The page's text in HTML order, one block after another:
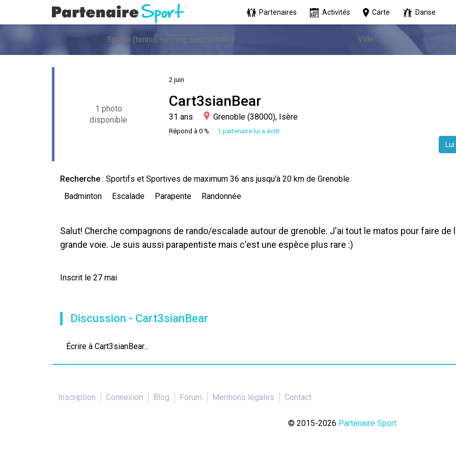
Partenaires Activités Carte Danse
1 photo
disponible
2 juin
Cart3sianBear
31 ans Grenoble (38000), Isère
Répond à 0 % 1 partenaire lui a écrit
Recherche : Sportifs et Sportives de maximum 36 ans jusqu'à 20 km de Grenoble.
Badminton
Escalade Parapente Randonnée
Salut! Cherche compagnons de rando/escalade autour de grenoble. J'ai tout le matos pour faire de
grande voie. Je suis aussi parapentiste mais c'est une espèce plus rare :)
Inscrit le 27 mai
Discussion - Cart3sianBear
Écrire à Cart3sianBear...
Inscription Connexion Blog Forum Mentions légales Contact
© 2015-2026 Partenaire Sport